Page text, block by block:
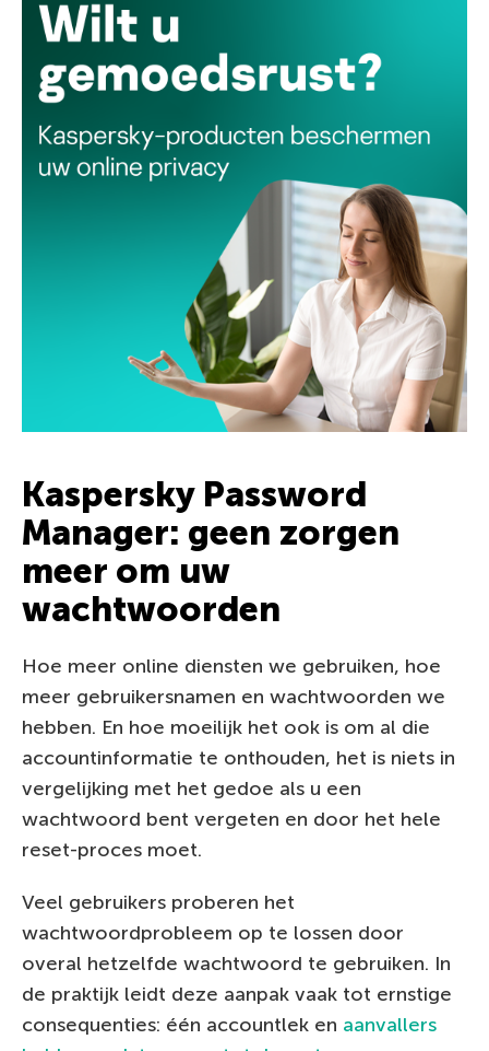
Kaspersky Password
Manager: geen zorgen
meer om uw
wachtwoorden
Hoe meer online diensten we gebruiken, hoe
meer gebruikersnamen en wachtwoorden we
hebben. En hoe moeilijk het ook is om al die
accountinformatie te onthouden, het is niets in
vergelijking met het gedoe als u een
wachtwoord bent vergeten en door het hele
reset-proces moet.
Veel gebruikers proberen het
wachtwoordprobleem op te lossen door
overal hetzelfde wachtwoord te gebruiken. In
de praktijk leidt deze aanpak vaak tot ernstige
consequenties: één accountlek en aanvallers